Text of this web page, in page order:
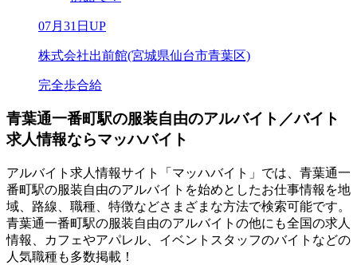
07月31日UP
株式会社出前館(宮城県仙台市青葉区)
完全歩合給
青葉通一番町駅の服装自由のアルバイト／バイト
求人情報ならマッハバイト
アルバイト求人情報サイト「マッハバイト」では、青葉通一
番町駅の服装自由のアルバイトを始めとしたお仕事情報を地
域、路線、職種、特徴などさまざまな方法で検索可能です。
青葉通一番町駅の服装自由のアルバイトの他にも全国の求人
情報、カフェやアパレル、イベントスタッフのバイトなどの
人気職種も多数掲載！